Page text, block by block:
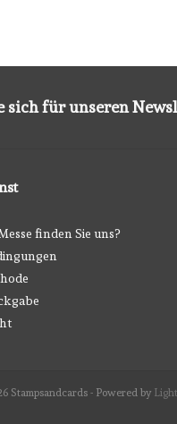
sich für unseren
finden Sie uns?
Stampsandcards - Powered by